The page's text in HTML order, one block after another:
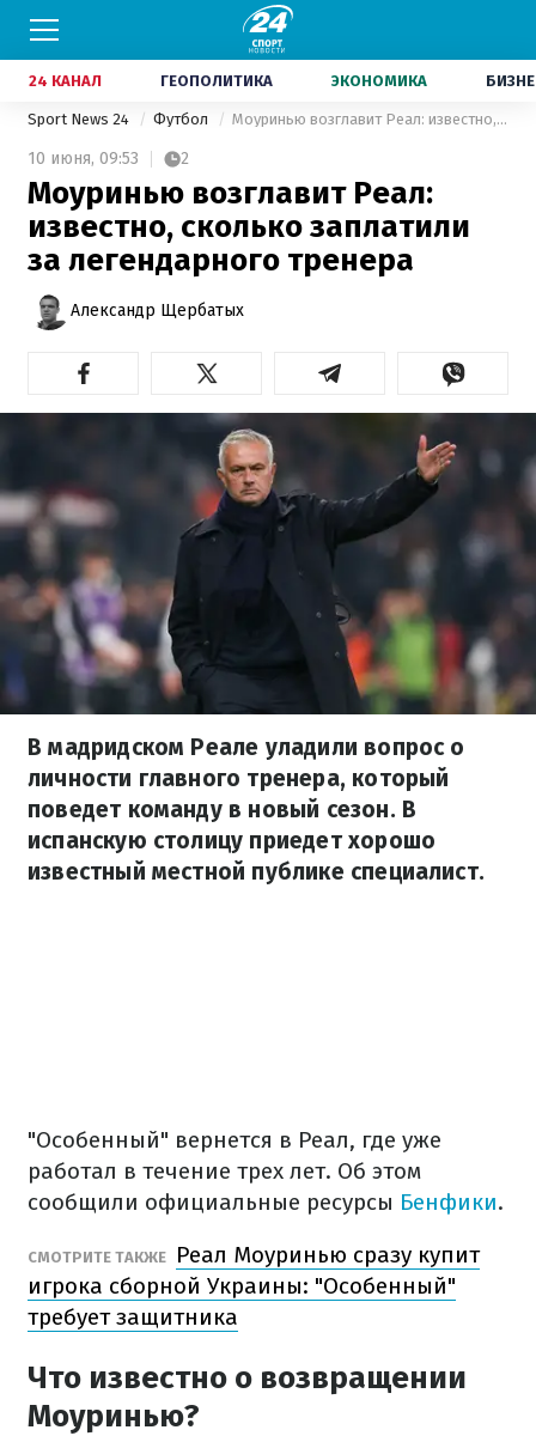
24 КАНАЛ ГЕОПОЛИТИКА ЭКОНОМИКА
Sport News 24 Футбол Моуринью возглавит Реал: известно, сколько заплатили за легендарного тренера
10 июня, 09:53 2
Моуринью возглавит Реал:
известно, сколько заплатили
за легендарного тренера
Александр Щербатых
В мадридском Реале уладили вопрос о
личности главного тренера, который
поведет команду в новый сезон. В
испанскую столицу приедет хорошо
известный местной публике специалист.
"Особенный" вернется в Реал, где уже
работал в течение трех лет. Об этом
сообщили официальные ресурсы Бенфики.
СМОТРИТЕ ТАКЖЕ
Реал Моуринью сразу купит
игрока сборной Украины: "Особенный"
требует защитника
Что известно о возвращении
Моуринью?